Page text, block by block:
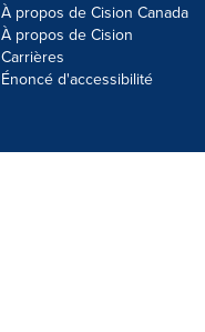
À propos de Cision Canada
À propos de Cision
Carrières
Énoncé d'accessibilité